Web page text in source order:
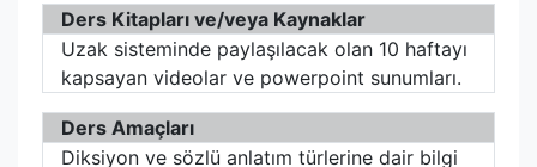
Ders Kitapları ve/veya Kaynaklar
Uzak sisteminde paylaşılacak olan 10 haftayı
kapsayan videolar ve powerpoint sunumları.
Ders Amaçları
Diksiyon ve sözlü anlatım türlerine dair bilgi